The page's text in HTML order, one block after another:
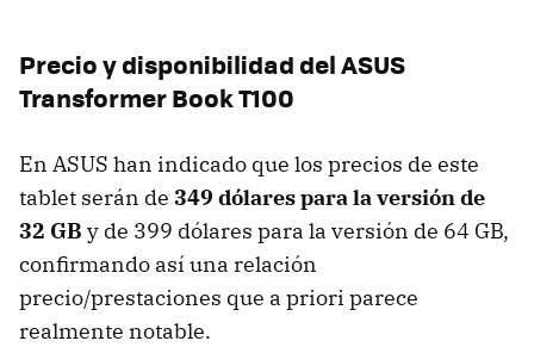
Precio y disponibilidad del ASUS
Transformer Book T100
En ASUS han indicado que los precios de este
tablet serán de 349 dólares para la versión de
32 GB y de 399 dólares para la versión de 64 GB,
confirmando así una relación
precio/prestaciones que a priori parece
realmente notable.